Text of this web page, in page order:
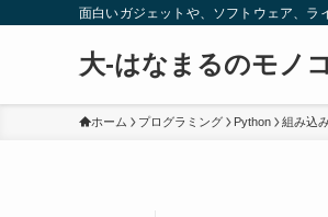
面白いガジェットや、ソフトウェア、ラ
大-はなまるのモノ
ホーム プログラミング Python 組み込